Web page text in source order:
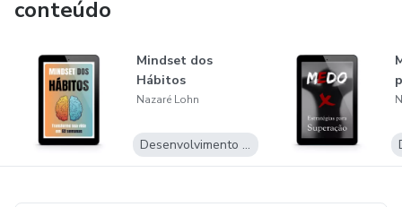
Naza Coach | Consultor Imobiliário
conteúdo
Mindset dos
Hábitos
Nazaré Lohn
Desenvolvimento Pessoal